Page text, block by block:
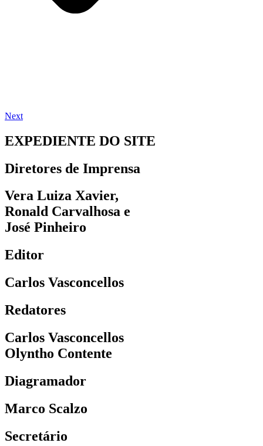
Next
EXPEDIENTE DO SITE
Diretores de Imprensa
Vera Luiza Xavier,
Ronald Carvalhosa e
José Pinheiro
Editor
Carlos Vasconcellos
Redatores
Carlos Vasconcellos
Olyntho Contente
Diagramador
Marco Scalzo
Secretário